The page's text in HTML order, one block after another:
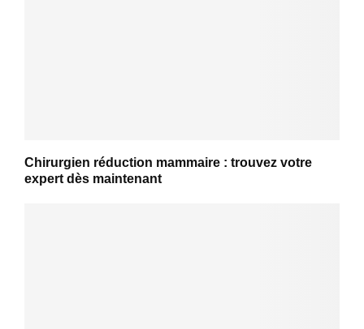
Chirurgien réduction mammaire : trouvez votre
expert dès maintenant